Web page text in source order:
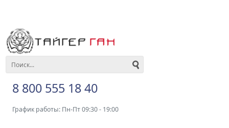
8 800 555 18 40
График работы: Пн-Пт 09:30 - 19:00